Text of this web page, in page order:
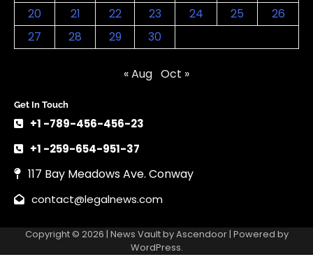
20
21 22 23 24 25
26
27
28 29 30
« Aug Oct »
Get In Touch
+1 -789-456-456-23
+1 -259-654-951-37
117 Bay Meadows Ave. Conway
contact@legalnews.com
Copyright © 2026 | News Vault byAscendoor| Powered by
WordPress.